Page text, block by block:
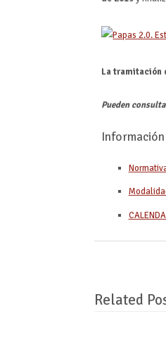
La tramitación
Pueden
Related